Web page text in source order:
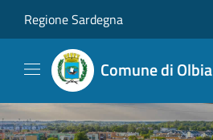
Regione Sardegna
Comune di Olbia